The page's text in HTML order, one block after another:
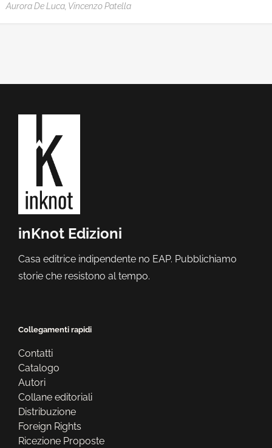
Aurora De Luca, Vincenzo Patella
inKnot Edizioni
Casa editrice indipendente no EAP. Pubblichiamo
storie che resistono al tempo.
Collegamenti rapidi
Contatti
Catalogo
Autori
Collane editoriali
Distribuzione
Foreign Rights
Ricezione Proposte